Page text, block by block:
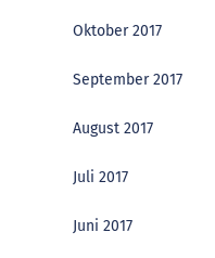
Oktober 2017
September 2017
August 2017
Juli 2017
Juni 2017